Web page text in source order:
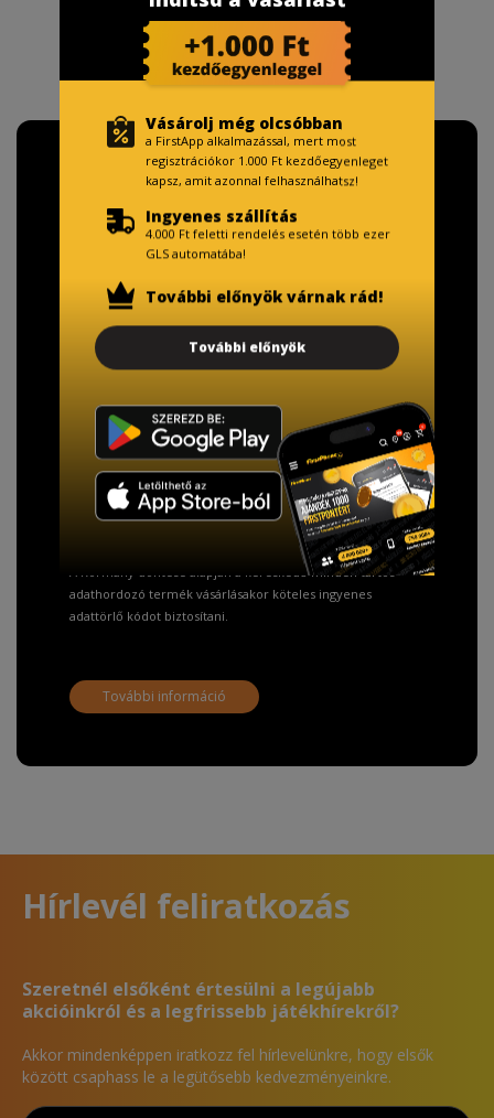
TISZTELT VÁSÁRLÓNK!
Fizetésnél kérje az ingyenes adattörlő kódot
adatainak biztonsága érdekében!
A Kormány döntése alapján a kereskedő minden tartós
adathordozó termék vásárlásakor köteles ingyenes
adattörlő kódot biztosítani.
További információ
Hírlevél feliratkozás
Szeretnél elsőként értesülni a legújabb
akcióinkról és a legfrissebb játékhírekről?
Akkor mindenképpen iratkozz fel hírlevelünkre, hogy elsők
között csaphass le a legütősebb kedvezményeinkre.
Vásárolj még olcsóbban
a FirstApp alkalmazással, mert most
regisztrációkor 1.000 Ft kezdőegyenleget
kapsz, amit azonnal felhasználhatsz!
Ingyenes szállítás
4.000 Ft feletti rendelés esetén több ezer
GLS automatába!
További előnyök várnak rád!
További előnyök